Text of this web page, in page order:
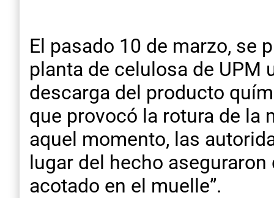
El pasado 10 de marzo, se
planta de celulosa de UPM
descarga del producto
que provocó la rotura de la
aquel momento, las
lugar del hecho aseguraron
acotado en el muelle”.